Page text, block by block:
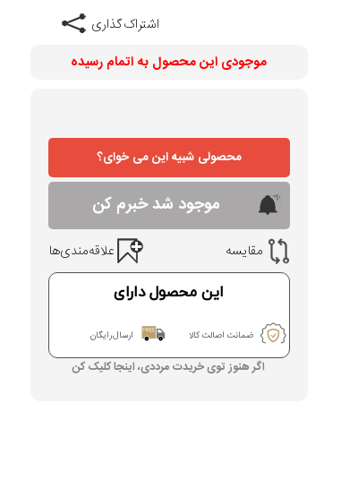
اشتراک گذاری
موجودی این محصول به اتمام رسیده
محصولی شبیه این می خوای؟
موجود شد خبرم کن
مقایسه علاقه‌مندی‌ها
این محصول دارای
ضمانت اصالت کالا ارسال رایگان
اگر هنوز توی خریدت مرددی، اینجا کلیک کن